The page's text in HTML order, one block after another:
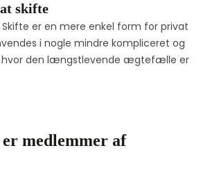
skifte
Skifte er en mere enkel form for privat
i nogle mindre kompliceret og
hvor den længstlevende ægtefælle er
medlemmer af